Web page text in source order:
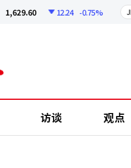
1,629.60 12.24 -0.75% JPY
访谈 观点